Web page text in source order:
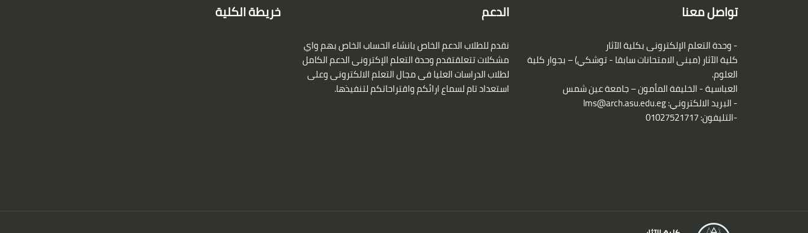
تواصل معنا
- وحدة التعلم الإلكترونى بكلية الآثار
كلية الآثار (مبنى الامتحانات سابقا - توشكي) – بجوار كلية
العلوم.
العباسية - الخليفة المأمون – جامعة عين شمس
- البريد الالكتروني:lms@arch.asu.edu.eg
-التليفون: 01027521717
الدعم
نقدم للطلاب الدعم الخاص بانشاء الحساب الخاص بهم واي
مشكلات تتعلقتقدم وحدة التعلم الإكترونى الدعم الكامل
لطلاب الدراسات العليا فى مجال التعلم الالكترونى وعلى
استعداد تام لسماع ارائكم واقتراحاتكم لتنفيذها.
خريطة الكلية